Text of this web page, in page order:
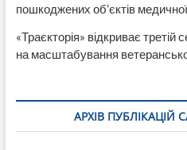
пошкоджених об’єктів
«Траєкторія» відкриває третій
на масштабування
АРХІВ ПУБЛІКАЦІЙ